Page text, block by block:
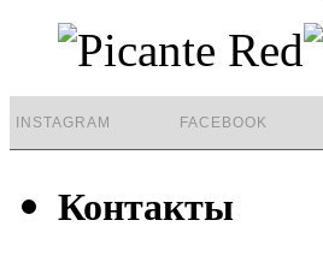
INSTAGRAM FACEBOOK
Контакты